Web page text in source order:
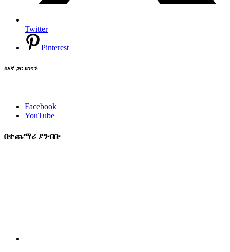
Twitter
Pinterest
ከእኛ ጋር ይገናኙ
Facebook
YouTube
በተጨማሪ ያንብቡ